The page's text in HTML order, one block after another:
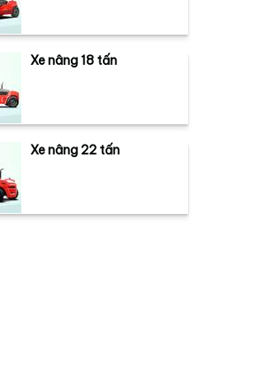
Xe nâng 18 tấn
Xe nâng 22 tấn